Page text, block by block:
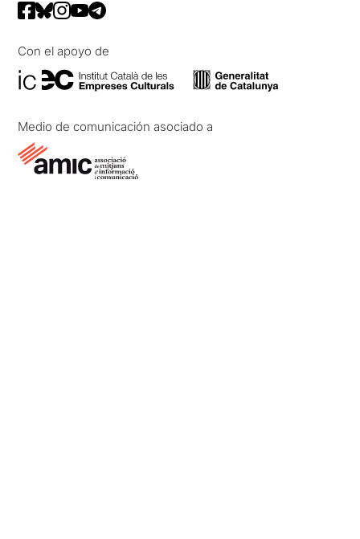
Con el apoyo de
Medio de comunicación asociado a